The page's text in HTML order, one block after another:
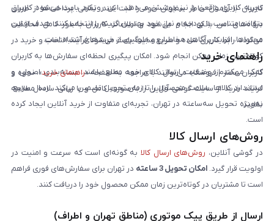
تجربه کاربری واقعی را نیز پوشش می‌دهد. این رویکرد باعث می‌شود کاربران
بتوانند متناسب با بودجه و نیاز خود بهترین گزینه را انتخاب کنند. هدف از این
محتواها، افزایش آگاهی مخاطبان و جلوگیری از خریدهای اشتباه است.
کاربران با آرامش خاطر سفارش خود را ثبت کنند. تمامی پرداخت‌ها از طریق
درگاه‌های امن بانکی انجام می‌شود و اطلاعات کاربران به‌طور کامل محافظت
می‌گردد. رابط کاربری ساده و سریع سایت باعث می‌شود فرآیند انتخاب و خرید در
کوتاه‌ترین زمان ممکن انجام شود. امکان پیگیری لحظه‌ای سفارش‌ها به کاربران
کمک می‌کند از وضعیت ارسال کالای خود مطلع باشند. بسته‌بندی اصولی و
استاندارد کالاها، سلامت محصول را تا زمان تحویل تضمین می‌کند. ارسال سریع،
به‌ویژه تحویل سه‌ساعته در تهران، تجربه‌ای متفاوت از خرید آنلاین ایجاد کرده
است.
راهنمای خرید
کاربران محترم فروشگاه می‌توانند با مراجعه به صفحه «راهنمای خرید»، نحوه و
فرایند خرید از سایت گوشی آنلاین را به‌صورت کامل و با زبانی ساده مطالعه
نمایند.
روش‌های ارسال کالا
در گوشی آنلاین، روش‌های ارسال کالا به گونه‌ای است که سرعت و امنیت در
اولویت قرار گیرد. امکان تحویل 3 ساعته
در تهران برای سفارش‌های فوری فراهم
است تا مشتریان در کوتاه‌ترین زمان ممکن محصول خود را دریافت کنند.
ارسال از طریق پیک موتوری (مناطق تهران و اطراف)